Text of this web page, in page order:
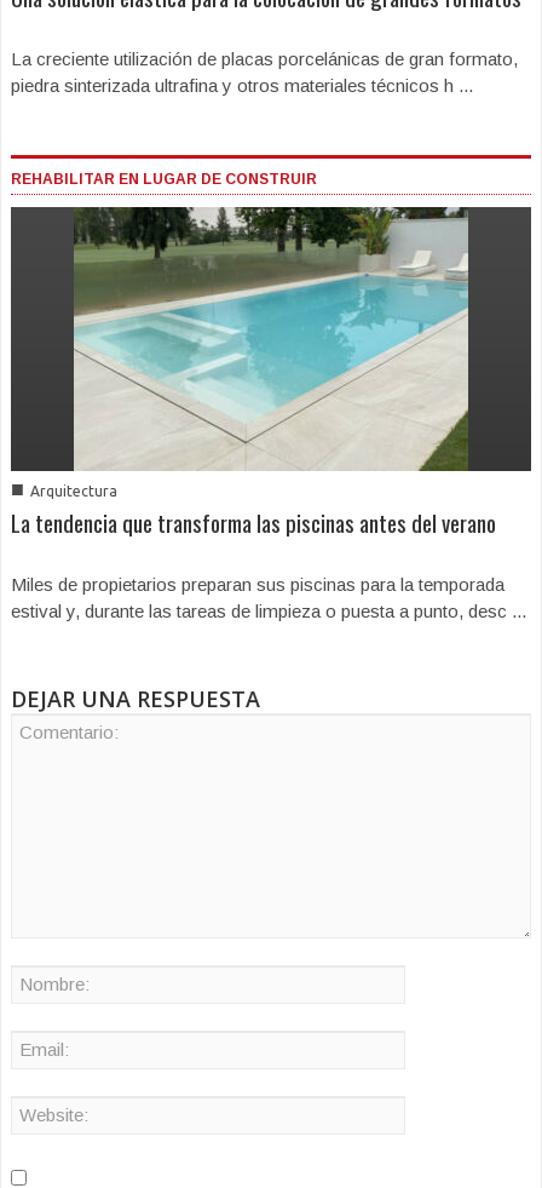
La creciente utilización de placas porcelánicas de gran formato,
piedra sinterizada ultrafina y otros materiales técnicos h ...
REHABILITAR EN LUGAR DE CONSTRUIR
■ Arquitectura
La tendencia que transforma las piscinas antes del verano
Miles de propietarios preparan sus piscinas para la temporada
estival y, durante las tareas de limpieza o puesta a punto, desc ...
DEJAR UNA RESPUESTA